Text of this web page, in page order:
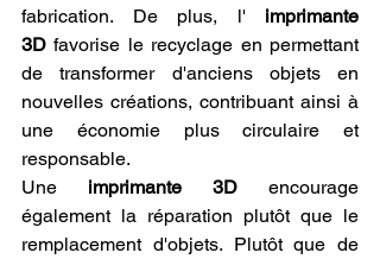
fabrication. De plus, l' imprimante
3D favorise le recyclage en permettant
de transformer d'anciens objets en
nouvelles créations, contribuant ainsi à
une économie plus circulaire et
responsable.
Une imprimante 3D encourage
également la réparation plutôt que le
remplacement d'objets. Plutôt que de